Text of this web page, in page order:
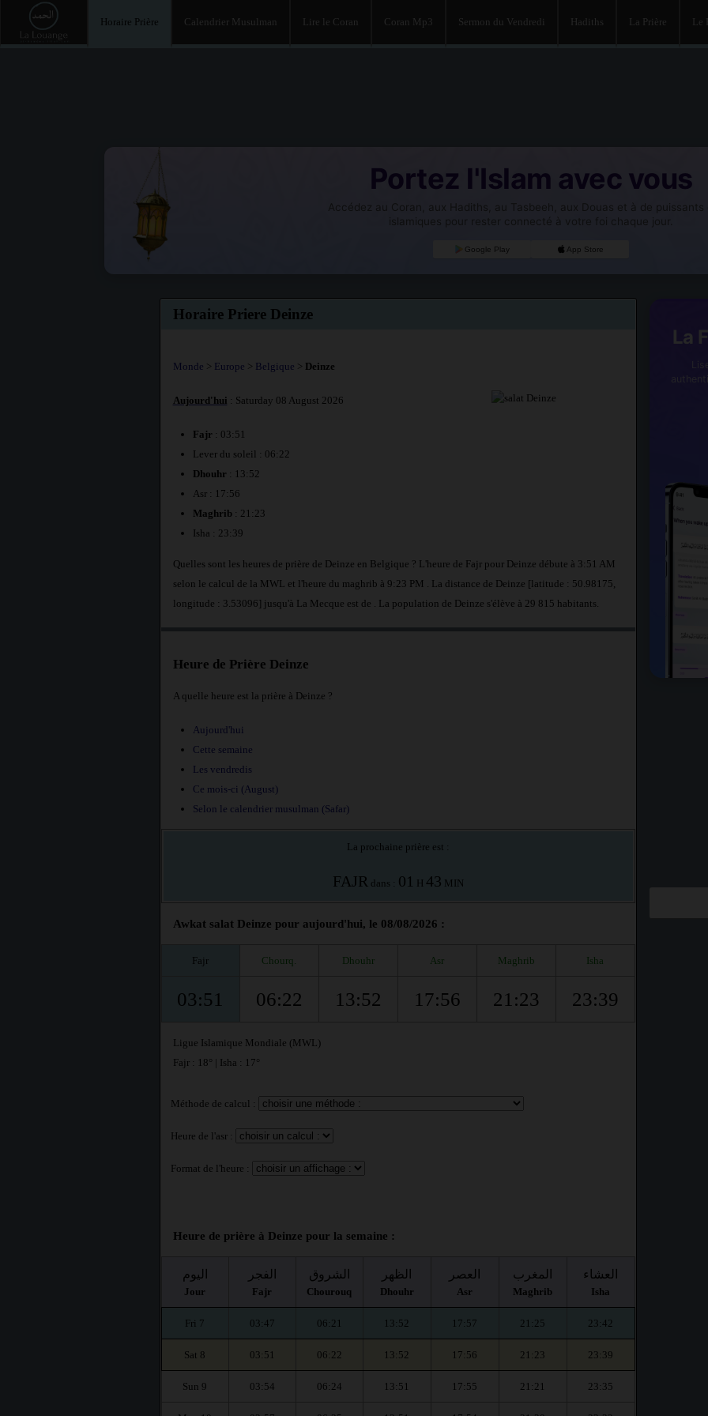
Horaire Prière Calendrier Musulman Lire le Coran Coran Mp3 Sermon du Vendredi Hadiths La Prière Le
Portez l'Islam avec vous
Accédez au Coran, aux Hadiths, au Tasbeeh, aux Douas et à de puissants
islamiques pour rester connecté à votre foi chaque jour.
Google Play App Store
Horaire Priere Deinze
Monde > Europe > Belgique > Deinze
Aujourd'hui : Saturday 08 August 2026
Fajr : 03:51
Lever du soleil : 06:22
Dhouhr : 13:52
Asr : 17:56
Maghrib: 21:23
Isha : 23:39
Quelles sont les heures de prière de Deinze en Belgique ? L'heure de Fajr pour Deinze débute à 3:51 AM
selon le calcul de la MWL et l'heure du maghrib à 9:23 PM . La distance de Deinze [latitude : 50.98175,
longitude : 3.53096] jusqu'à La Mecque est de
. La population de Deinze s'élève à 29 815 habitants.
Heure de Prière Deinze
A quelle heure est la prière à Deinze ?
Aujourd'hui
Cette semaine
Les vendredis
Ce mois-ci (August)
Selon le calendrier musulman (Safar)
La prochaine prière est :
FAJR dans : 01 H 43 MIN
Awkat salat Deinze pour aujourd'hui, le 08/08/2026 :
Fajr Chourq. Dhouhr Asr Maghrib Isha
03:51 06:22 13:52 17:56 21:23 23:39
Ligue Islamique Mondiale (MWL)
Fajr : 18° | Isha : 17°
Méthode de calcul :
Heure de l'asr :
Format de l'heure :
Heure de prière à Deinze pour la semaine :
اليوم
Jour
الفجر
Fajr
الشروق
Chourouq
الظهر
Dhouhr
العصر
Asr
المغرب
Maghrib
العشاء
Isha
Fri 7 03:47 06:21 13:52 17:57 21:25 23:42
Sat 8 03:51 06:22 13:52 17:56 21:23 23:39
Sun 9 03:54 06:24 13:51 17:55 21:21 23:35
La